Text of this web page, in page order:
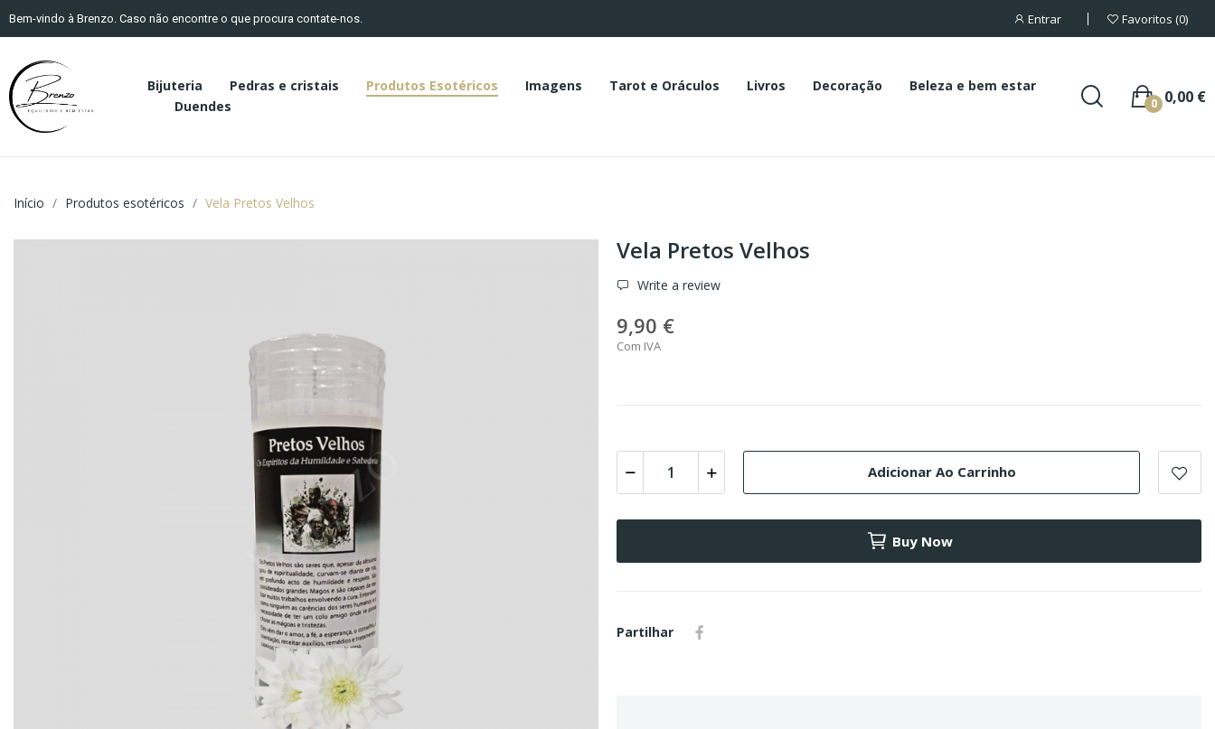
Bem-vindo à Brenzo. Caso não encontre o que procura contate-nos. Entrar Favoritos 0
Bijuteria Pedras e cristais Produtos Esotéricos Imagens Tarot e Oráculos Livros Decoração
Beleza e bem estar
Duendes
0,00 €
0
Início Produtos esotéricos Vela Pretos Velhos
Vela Pretos Velhos
Write a review
9,90 €
Com IVA
Adicionar Ao Carrinho
Buy Now
Partilhar